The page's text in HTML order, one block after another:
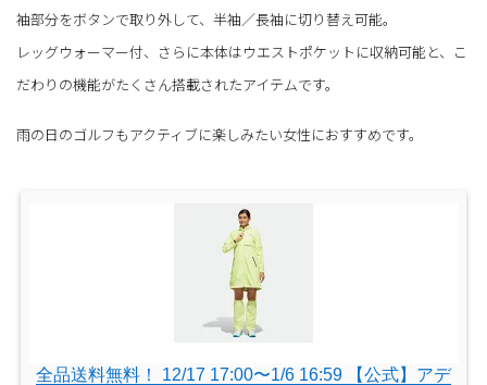
袖部分をボタンで取り外して、半袖／長袖に切り替え可能。
レッグウォーマー付、さらに本体はウエストポケットに収納可能と、こ
だわりの機能がたくさん搭載されたアイテムです。
雨の日のゴルフもアクティブに楽しみたい女性におすすめです。
全品送料無料！ 12/17 17:00〜1/6 16:59 【公式】アデ